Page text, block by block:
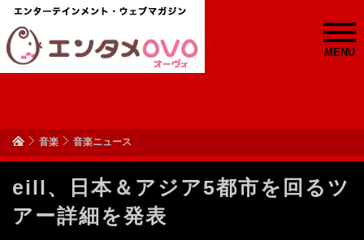
MENU
音楽 音楽ニュース
eill、日本＆アジア5都市を回るツ
アー詳細を発表